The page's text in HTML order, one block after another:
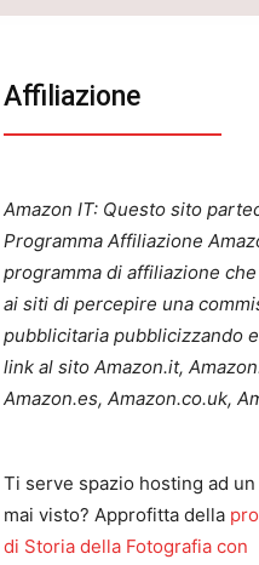
Affiliazione
Amazon IT: Questo sito
Programma Affiliazione
programma di affiliazione
ai siti di percepire una
pubblicitaria pubblicizzando
link al sito Amazon.it,
Amazon.es, Amazon.co.uk,
Ti serve spazio hosting ad
mai visto? Approfitta della
di Storia della Fotografia con